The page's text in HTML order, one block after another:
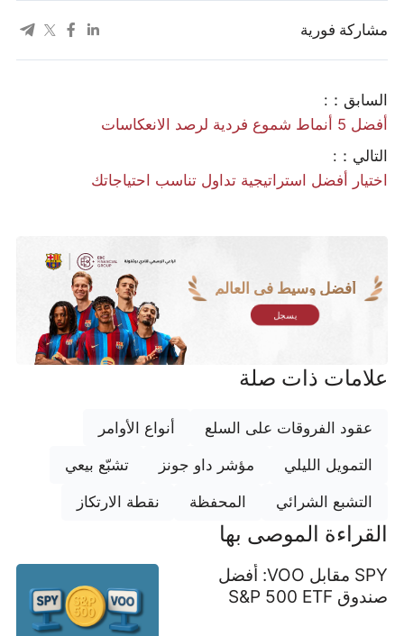
مشاركة فورية
السابق：:
أفضل 5 أنماط شموع فردية لرصد الانعكاسات
التالي：:
اختيار أفضل استراتيجية تداول تناسب احتياجاتك
أفضل وسيط في العالم
يسجل
علامات ذات صلة
عقود الفروقات على السلع أنواع الأوامر
التمويل الليلي مؤشر داو جونز تشبّع بيعي
التشبع الشرائي المحفظة نقطة الارتكاز
القراءة الموصى بها
SPY مقابل VOO: أفضل
صندوق S&P 500 ETF